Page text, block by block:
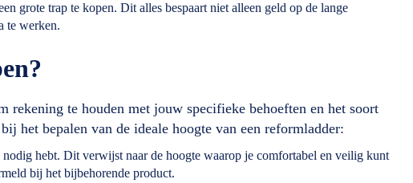
grote trap te kopen. Dit alles bespaart niet alleen geld op de lange
te werken.
te houden met jouw specifieke behoeften en het soort
het bepalen van de ideale hoogte van een reformladder:
hebt. Dit verwijst naar de hoogte waarop je comfortabel en veilig kunt
bij het bijbehorende product.